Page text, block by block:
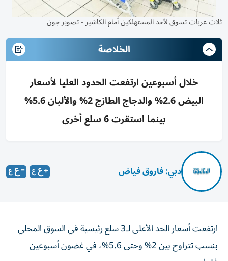
ثلاث عربات تسوق لأحد المستهلكين أمام الكاشير - تصوير جون
الخلاصة
خلال أسبوعين ارتفعت الحدود العليا لأسعار
البيض 2.6% والدجاج الطازج 2% والألبان 5.6%
بينما استقرت 6 سلع أخرى
دبي: فاروق فياض
ارتفعت أسعار الحد الأعلى لـ3 سلع رئيسية في السوق المحلي
بنسب تتراوح بين 2% وحتى 5.6%، في غضون أسبوعين